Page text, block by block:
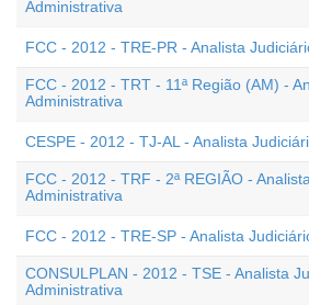
Administrativa
FCC - 2012 - TRE-PR - Analista
FCC - 2012 - TRT - 11ª Região (AM) -
Administrativa
CESPE - 2012 - TJ-AL - Analista
FCC - 2012 - TRF - 2ª REGIÃO -
Administrativa
FCC - 2012 - TRE-SP - Analista
CONSULPLAN - 2012 - TSE - Analista
Administrativa